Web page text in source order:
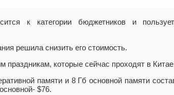
к категории бюджетников и
решила снизить его стоимость.
праздникам, которые сейчас проходят в
памяти и 8 Гб основной памяти
$76.